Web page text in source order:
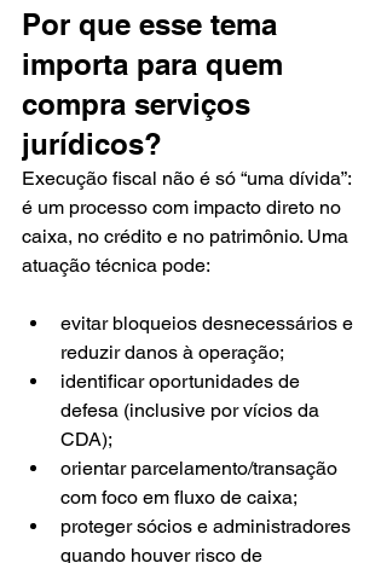
Por que esse tema
importa para quem
compra serviços
jurídicos?
Execução fiscal não é só “uma dívida”:
é um processo com impacto direto no
caixa, no crédito e no patrimônio. Uma
atuação técnica pode:
evitar bloqueios desnecessários e
reduzir danos à operação;
identificar oportunidades de
defesa (inclusive por vícios da
CDA);
orientar parcelamento/transação
com foco em fluxo de caixa;
proteger sócios e administradores
quando houver risco de